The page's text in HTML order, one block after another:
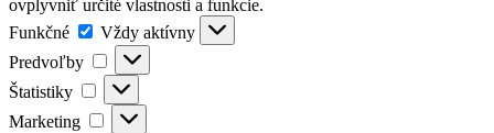
ovplyvniť určité vlastnosti a funkcie.
Funkčné
Funkčné
Vždy aktívny
Predvoľby
Predvoľby
Štatistiky Štatistiky
Marketing Marketing